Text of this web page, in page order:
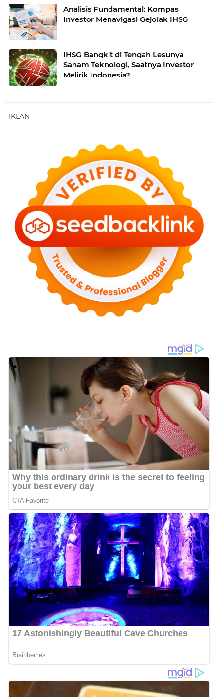
Analisis Fundamental: Kompas
Investor Menavigasi Gejolak IHSG
IHSG Bangkit di Tengah Lesunya
Saham Teknologi, Saatnya Investor
Melirik Indonesia?
IKLAN